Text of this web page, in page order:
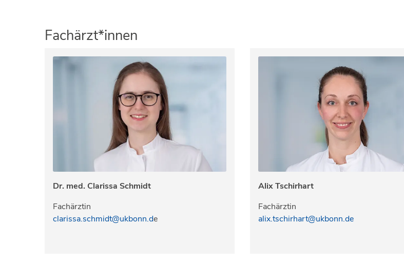
Fachärzt*innen
Dr. med. Clarissa Schmidt
Fachärztin
clarissa.schmidt@ukbonn.de
Alix Tschirhart
Fachärztin
alix.tschirhart@ukbonn.de